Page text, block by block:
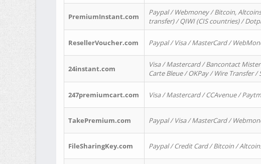
PremiumInstant.com
Paypal / Webmoney / Bitcoin,
transfer) / QIWI (CIS countries) /
ResellerVoucher.com Paypal / Visa / MasterCard /
24instant.com
Visa / Mastercard / Bancontact
Carte Bleue / OKPay / Wire Transfer
247premiumcart.com Visa / Mastercard / CCAvenue /
TakePremium.com Paypal / Visa / MasterCard /
FileSharingKey.com Paypal / Credit Card / Bitcoin /